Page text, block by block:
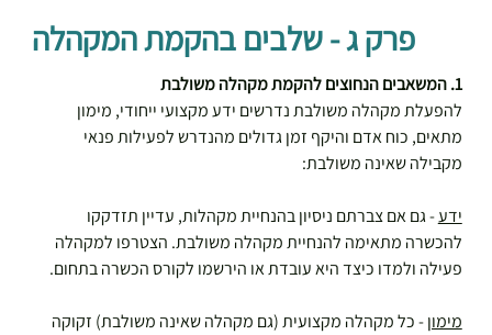
פרק ג - שלבים בהקמת המקהלה
1. המשאבים הנחוצים להקמת מקהלה משולבת
להפעלת מקהלה משולבת נדרשים ידע מקצועי ייחודי, מימון
מתאים, כוח אדם והיקף זמן גדולים מהנדרש לפעילות פנאי
מקבילה שאינה משולבת:
ידע - גם אם צברתם ניסיון בהנחיית מקהלות, עדיין תזדקקו
להכשרה מתאימה להנחיית מקהלה משולבת. הצטרפו למקהלה
פעילה ולמדו כיצד היא עובדת או הירשמו לקורס הכשרה בתחום.
מימון - כל מקהלה מקצועית (גם מקהלה שאינה משולבת) זקוקה